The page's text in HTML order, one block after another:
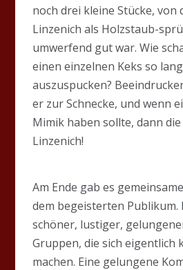
noch drei kleine Stücke, von
Linzenich als Holzstaub-
umwerfend gut war. Wie
einen einzelnen Keks so
auszuspucken?
er zur Schnecke, und wenn
Mimik haben sollte, dann
Linzenich!
Am Ende gab es
dem begeisterten Publikum.
schöner, lustiger,
Gruppen, die sich eigentlich
machen. Eine gelungene